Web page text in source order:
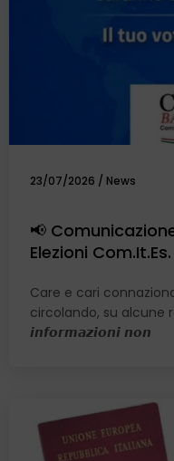
23/07/2026 / News
📢
Elezioni
Care e cari
circolando, su alcune
𝙞𝙣𝙛𝙤𝙧𝙢𝙖𝙯𝙞𝙤𝙣𝙞 𝙣𝙤𝙣